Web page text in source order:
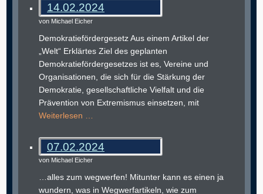
14.02.2024
von Michael Eicher
Demokratiefördergesetz Aus einem Artikel der
„Welt“ Erklärtes Ziel des geplanten
Demokratiefördergesetzes ist es, Vereine und
Organisationen, die sich für die Stärkung der
Demokratie, gesellschaftliche Vielfalt und die
Prävention von Extremismus einsetzen, mit
Weiterlesen …
07.02.2024
von Michael Eicher
…alles zum wegwerfen! Mitunter kann es einen ja
wundern, was in Wegwerfartikeln, wie zum